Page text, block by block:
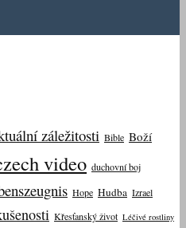
záležitosti Bible Boží
video duchovní boj
Hope Hudba Izrael
Křesťanský život Léčivé rostliny